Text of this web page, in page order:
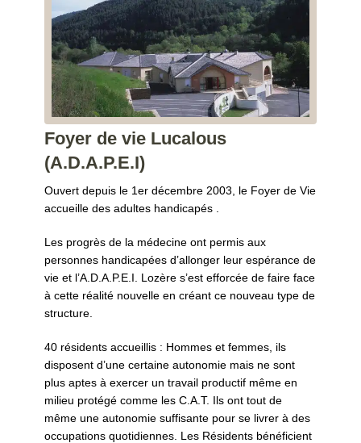
Foyer de vie Lucalous
(A.D.A.P.E.I)
Ouvert depuis le 1er décembre 2003, le Foyer de Vie
accueille des adultes handicapés .
Les progrès de la médecine ont permis aux
personnes handicapées d’allonger leur espérance de
vie et l’A.D.A.P.E.I. Lozère s’est efforcée de faire face
à cette réalité nouvelle en créant ce nouveau type de
structure.
40 résidents accueillis : Hommes et femmes, ils
disposent d’une certaine autonomie mais ne sont
plus aptes à exercer un travail productif même en
milieu protégé comme les C.A.T. Ils ont tout de
même une autonomie suffisante pour se livrer à des
occupations quotidiennes. Les Résidents bénéficient